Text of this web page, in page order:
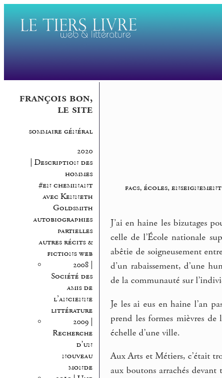
françois bon,
le site
sommaire général
2020
| Description des
hommes
#en cheminant
avec Kenneth
Goldsmith
autobiographies
partielles
autres récits &
fictions web
2008 |
Société des
amis de
l’ancienne
littérature
2009 |
Recherche
d’un
nouveau
monde
facs, écoles, enseignement
J’ai en haine les bizutages
celle de l’École nationale
abêtie de soigneusement
d’un rabaissement, d’une
de la communauté sur
Je les ai eus en haine l’an
prend les formes mièvres
échelle d’une ville.
Aux Arts et Métiers, c’était
aux boutons arrachés devant